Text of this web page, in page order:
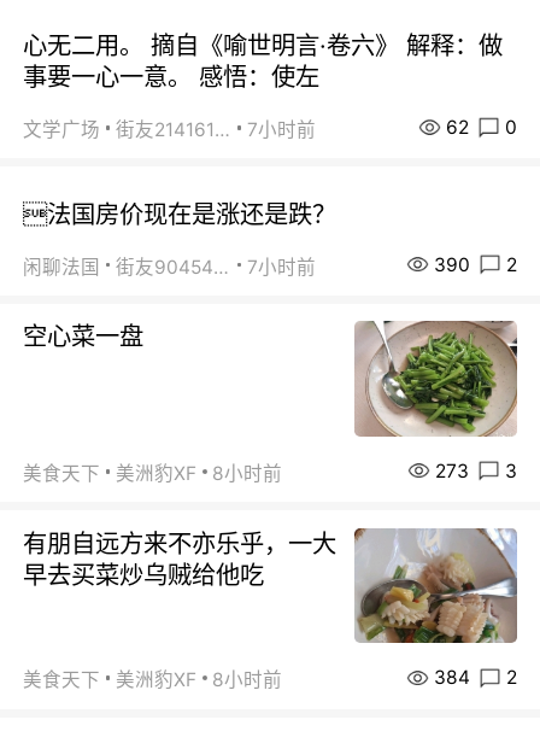
心无二用。 摘自《喻世明言·卷六》 解释：做
事要一心一意。 感悟：使左
文学广场 街友21416156 7小时前 62 0
法国房价现在是涨还是跌？
闲聊法国 街友90454511 7小时前 390 2
空心菜一盘
美食天下 美洲豹XF 8小时前 273 3
有朋自远方来不亦乐乎，一大
早去买菜炒乌贼给他吃
美食天下 美洲豹XF 8小时前 384 2